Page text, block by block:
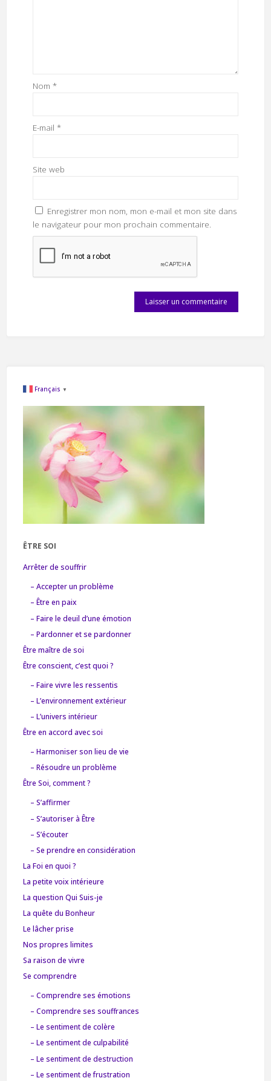
Nom *
E-mail *
Site web
Enregistrer mon nom, mon e-mail et mon site dans
le navigateur pour mon prochain commentaire.
Français ▼
ÊTRE SOI
Arrêter de souffrir
– Accepter un problème
– Être en paix
– Faire le deuil d’une émotion
– Pardonner et se pardonner
Être maître de soi
Être conscient, c’est quoi ?
– Faire vivre les ressentis
– L’environnement extérieur
– L’univers intérieur
Être en accord avec soi
– Harmoniser son lieu de vie
– Résoudre un problème
Être Soi, comment ?
– S’affirmer
– S’autoriser à Être
– S’écouter
– Se prendre en considération
La Foi en quoi ?
La petite voix intérieure
La question Qui Suis-je
La quête du Bonheur
Le lâcher prise
Nos propres limites
Sa raison de vivre
Se comprendre
– Comprendre ses émotions
– Comprendre ses souffrances
– Le sentiment de colère
– Le sentiment de culpabilité
– Le sentiment de destruction
– Le sentiment de frustration